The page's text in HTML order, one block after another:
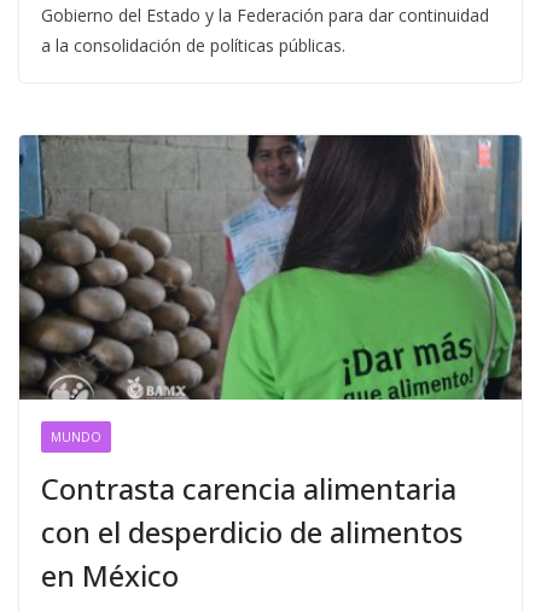
Gobierno del Estado y la Federación para dar continuidad
a la consolidación de políticas públicas.
MUNDO
Contrasta carencia alimentaria
con el desperdicio de alimentos
en México